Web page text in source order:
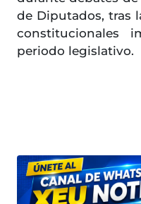
de Diputados, tras
constitucionales
periodo legislativo.